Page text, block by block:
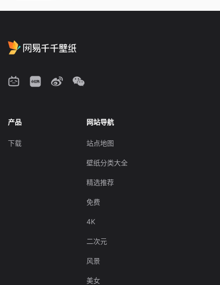
产品
下载
网站导航
站点地图
壁纸分类大全
精选推荐
免费
4K
二次元
风景
美女